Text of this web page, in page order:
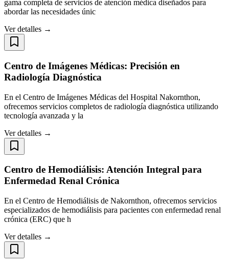
gama completa de servicios de atención médica diseñados para
abordar las necesidades únic
Ver detalles →
Centro de Imágenes Médicas: Precisión en
Radiología Diagnóstica
En el Centro de Imágenes Médicas del Hospital Nakornthon,
ofrecemos servicios completos de radiología diagnóstica utilizando
tecnología avanzada y la
Ver detalles →
Centro de Hemodiálisis: Atención Integral para
Enfermedad Renal Crónica
En el Centro de Hemodiálisis de Nakornthon, ofrecemos servicios
especializados de hemodiálisis para pacientes con enfermedad renal
crónica (ERC) que h
Ver detalles →